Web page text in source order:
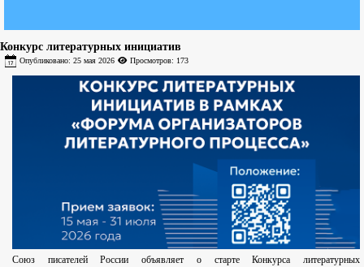
Конкурс литературных инициатив
Опубликовано: 25 мая 2026 Просмотров: 173
Союз писателей России объявляет о старте Конкурса литературных